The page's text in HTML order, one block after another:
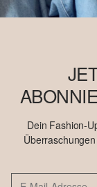
Dein Fashion-